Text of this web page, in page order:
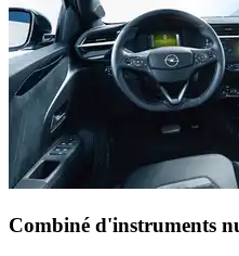
Combiné d'instruments